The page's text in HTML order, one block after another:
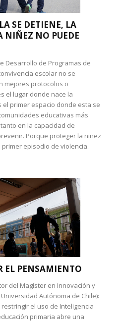
SE DETIENE, LA
NIÑEZ NO PUEDE
Desarrollo de Programas de
escolar no se
mejores protocolos o
el lugar donde nace la
el primer espacio donde esta se
educativas más
en la capacidad de
Porque proteger la niñez
episodio de violencia.
EL PENSAMIENTO
del Magíster en Innovación y
Autónoma de Chile):
el uso de Inteligencia
primaria abre una